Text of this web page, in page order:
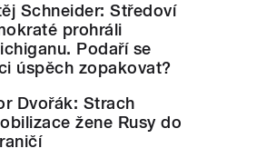
Schneider: Středoví
prohráli
Podaří se
úspěch zopakovat?
Dvořák: Strach
žene Rusy do